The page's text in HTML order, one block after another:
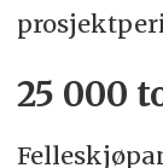
25 000